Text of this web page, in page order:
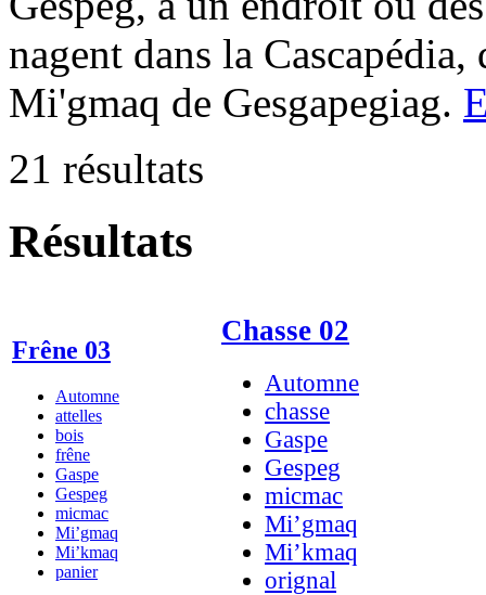
nagent dans la
Mi'gmaq de Gesgapegiag.
21 résultats
Résultats
Frêne 03
Automne
attelles
bois
frêne
Gaspe
Gespeg
micmac
Mi’gmaq
Mi’kmaq
panier
Chasse 02
Automne
chasse
Gaspe
Gespeg
micmac
Mi’gmaq
Mi’kmaq
orignal